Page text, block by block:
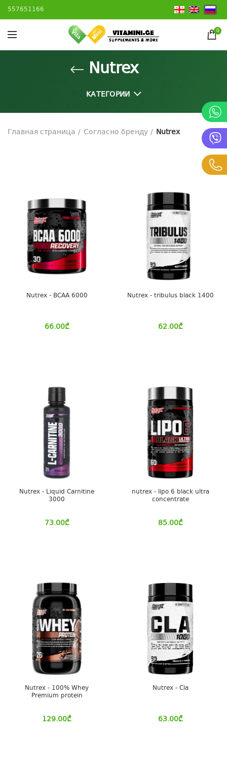
557651166
0
Nutrex
КАТЕГОРИИ
Главная страница Согласно бренду Nutrex
Nutrex - BCAA 6000
66.00₾
Nutrex - tribulus black 1400
62.00₾
Nutrex - Liquid Carnitine
3000
73.00₾
nutrex - lipo 6 black ultra
concentrate
85.00₾
Nutrex - 100% Whey
Premium protein
129.00₾
Nutrex - Cla
63.00₾